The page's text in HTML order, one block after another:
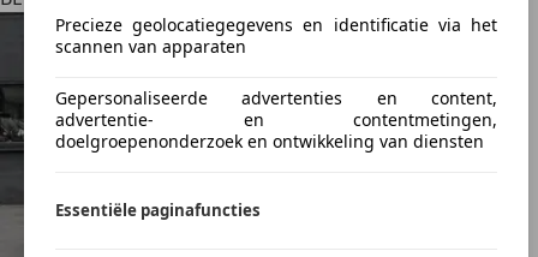
Precieze geolocatiegegevens en identificatie via het
scannen van apparaten
Gepersonaliseerde advertenties en content,
advertentie- en contentmetingen,
doelgroepenonderzoek en ontwikkeling van diensten
Essentiële paginafuncties